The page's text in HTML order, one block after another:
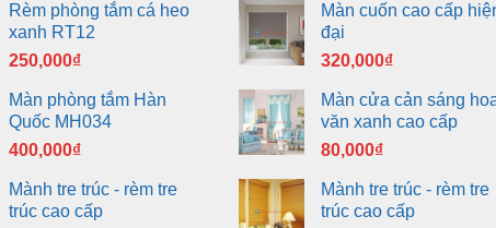
Rèm phòng tắm cá heo
xanh RT12
250,000₫
Màn phòng tắm Hàn
Quốc MH034
400,000₫
Mành tre trúc - rèm tre
trúc cao cấp
Màn cuốn cao cấp
đại
320,000₫
Màn cửa cản sáng
văn xanh cao cấp
80,000₫
Mành tre trúc - rèm tre
trúc cao cấp